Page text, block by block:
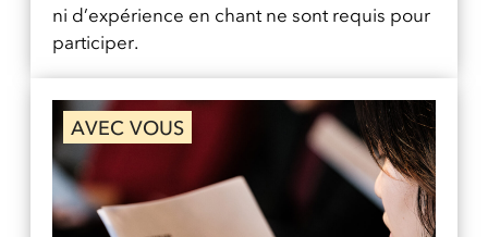
ni d’expérience en chant ne sont requis pour
participer.
AVEC VOUS